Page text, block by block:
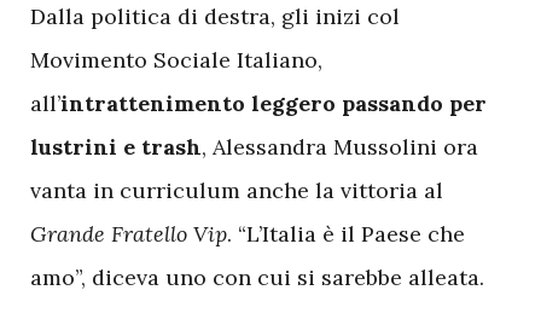
Dalla politica di destra, gli inizi col
Movimento Sociale Italiano,
all’intrattenimento leggero passando per
lustrini e trash, Alessandra Mussolini ora
vanta in curriculum anche la vittoria al
Grande Fratello Vip. “L’Italia è il Paese che
amo”, diceva uno con cui si sarebbe alleata.